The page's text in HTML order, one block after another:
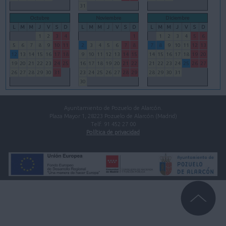
31
M M V S
D
1
2 3
4
5
6 7 8 9 10
11
12
13 14 15 16 17
18
19
20 21 22 23 24
25
26
27 28 29 30 31
M M V S
D
1
2
3 4 5 6 7
8
9
10 11 12 13 14
15
16
17 18 19 20 21
22
23
24 25 26 27 28
29
30
M M V S
D
1
2 3 4 5
6
7
8 9 10 11 12
13
14
15 16 17 18 19
20
21
22 23 24 25 26
27
28
29 30 31
Ayuntamiento de Pozuelo de Alarcón.
Plaza Mayor 1, 28223 Pozuelo de Alarcón (Madrid)
Telf. 91 452 27 00
Política de privacidad